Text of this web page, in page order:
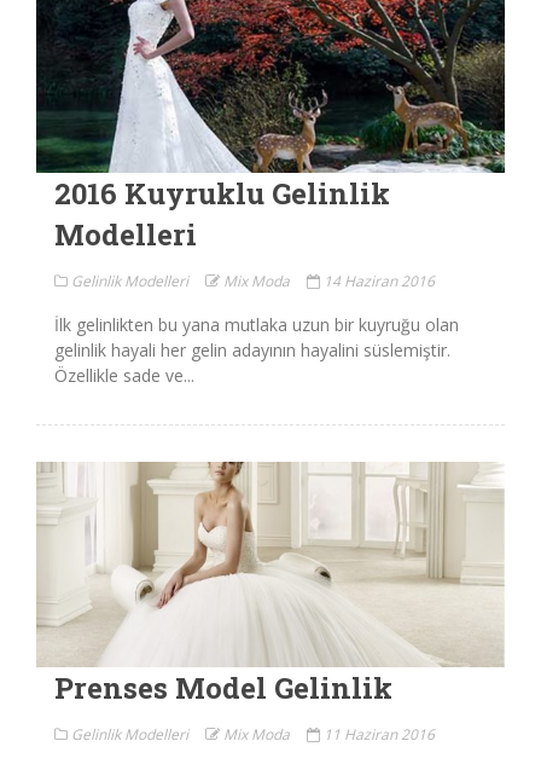
2016 Kuyruklu Gelinlik
Modelleri
Gelinlik Modelleri Mix Moda 14 Haziran 2016
İlk gelinlikten bu yana mutlaka uzun bir kuyruğu olan
gelinlik hayali her gelin adayının hayalini süslemiştir.
Özellikle sade ve...
Prenses Model Gelinlik
Gelinlik Modelleri Mix Moda 11 Haziran 2016